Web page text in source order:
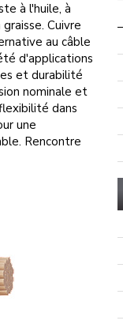
à l'huile, à
Cuivre
au câble
d'applications
et durabilité
nominale et
dans
une
Rencontre